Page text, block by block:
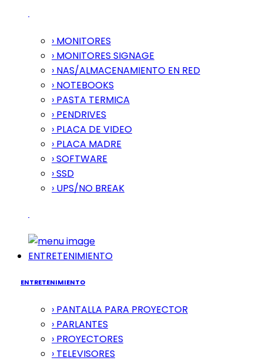
› MONITORES
› MONITORES SIGNAGE
› NAS/ALMACENAMIENTO EN RED
› NOTEBOOKS
› PASTA TERMICA
› PENDRIVES
› PLACA DE VIDEO
› PLACA MADRE
› SOFTWARE
› SSD
› UPS/NO BREAK
ENTRETENIMIENTO
ENTRETENIMIENTO
› PANTALLA PARA PROYECTOR
› PARLANTES
› PROYECTORES
› TELEVISORES